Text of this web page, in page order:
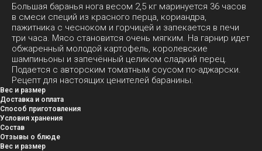
Большая баранья нога весом 2,5 кг маринуется 36 часов
в смеси специй из красного перца, кориандра,
пажитника с чесноком и горчицей и запекается в печи
три часа. Мясо становится очень мягким. На гарнир идет
обжаренный молодой картофель, королевские
шампиньоны и запечённый целиком сладкий перец.
Подается с авторским томатным соусом по-аджарски.
Рецепт для настоящих ценителей баранины.
Вес и размер
Доставка и оплата
Способ приготовления
Условия хранения
Состав
Отзывы о блюде
Вес и размер